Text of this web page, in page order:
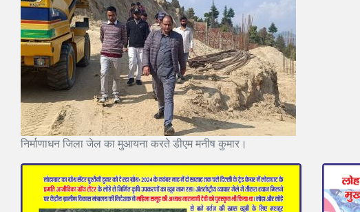
निर्माणाधन जिला जेल का मुआयना करते डीएम मनीष कुमार।